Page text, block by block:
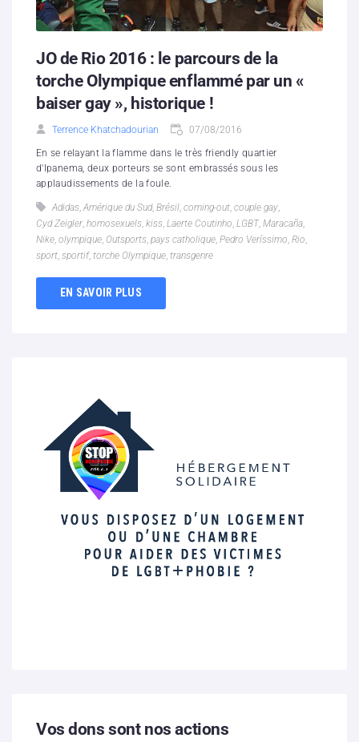
JO de Rio 2016 : le parcours de la
torche Olympique enflammé par un «
baiser gay », historique !
Terrence Khatchadourian 07/08/2016
En se relayant la flamme dans le très friendly quartier
d'Ipanema, deux porteurs se sont embrassés sous les
applaudissements de la foule.
Adidas Amérique du Sud, Brésil coming-out couple gay
Cyd Zeigler homosexuels kiss Laerte Coutinho LGBT, Maracaña
Nike olympique Outsports pays catholique Pedro Veríssimo Rio
sport sportif, torche Olympique transgenre
EN SAVOIR PLUS
Vos dons sont nos actions